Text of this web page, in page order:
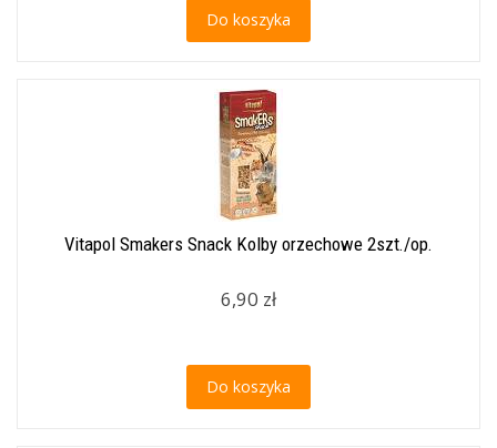
Do koszyka
Vitapol Smakers Snack Kolby orzechowe 2szt./op.
6,90 zł
Do koszyka